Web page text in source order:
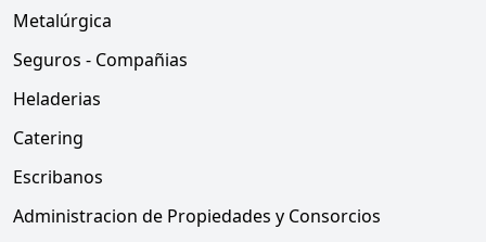
Metalúrgica
Seguros - Compañias
Heladerias
Catering
Escribanos
Administracion de Propiedades y Consorcios